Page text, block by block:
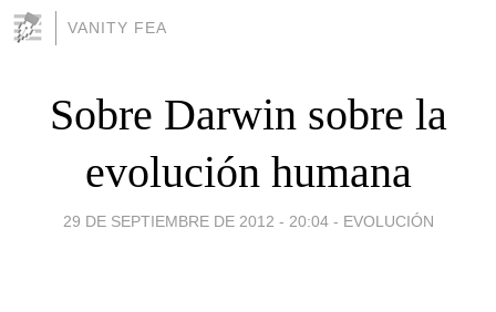
VANITY FEA
Sobre Darwin sobre la
evolución humana
29 DE SEPTIEMBRE DE 2012 - 20:04 - EVOLUCIÓN